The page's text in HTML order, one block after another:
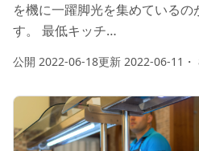
を機に一躍脚光を集めている
す。 最低キッチ…
公開 2022-06-18更新 2022-06-11 ・